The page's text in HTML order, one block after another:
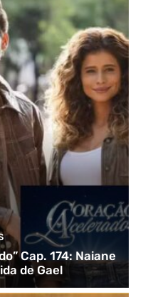
Cap. 174: Naiane
de Gael